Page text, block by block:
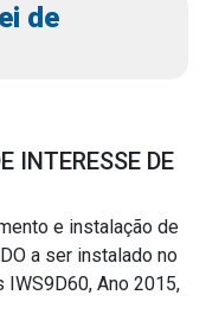
de
INTERESSE DE
e instalação de
a ser instalado no
IWS9D60, Ano 2015,